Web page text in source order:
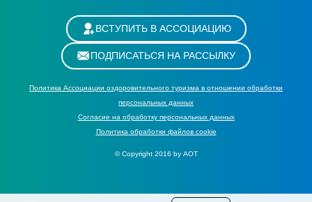
ВСТУПИТЬ В АССОЦИАЦИЮ
ПОДПИСАТЬСЯ НА РАССЫЛКУ
Политика Ассоциации оздоровительного туризма в отношении обработки
персональных данных
Cогласие на обработку персональных данных
Политика обработки файлов cookie
© Copyright 2016 by АОТ